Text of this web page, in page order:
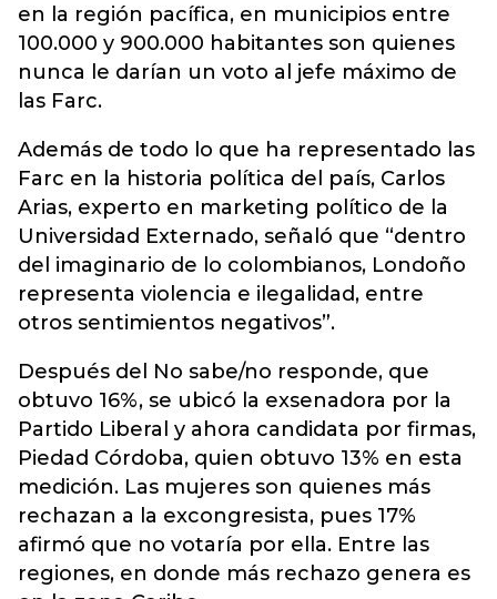
en la región pacífica, en municipios entre
100.000 y 900.000 habitantes son quienes
nunca le darían un voto al jefe máximo de
las Farc.
Además de todo lo que ha representado las
Farc en la historia política del país, Carlos
Arias, experto en marketing político de la
Universidad Externado, señaló que “dentro
del imaginario de lo colombianos, Londoño
representa violencia e ilegalidad, entre
otros sentimientos negativos”.
Después del No sabe/no responde, que
obtuvo 16%, se ubicó la exsenadora por la
Partido Liberal y ahora candidata por firmas,
Piedad Córdoba, quien obtuvo 13% en esta
medición. Las mujeres son quienes más
rechazan a la excongresista, pues 17%
afirmó que no votaría por ella. Entre las
regiones, en donde más rechazo genera es